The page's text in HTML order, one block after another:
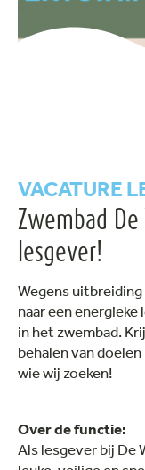
VACATURE
Zwembad
lesgever!
Wegens
naar een
in het zwembad.
behalen van
wie wij zoeken!
Over de functie:
Als lesgever bij De